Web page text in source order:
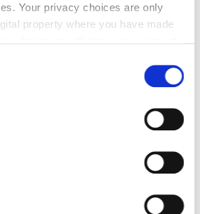
Your privacy choices are only
property where you have made
about your geographical
device by actively scanning it for